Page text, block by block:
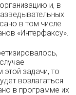
и, в
в том числе
«Интерфаксу».
задачи, то
возлагаться
в программе их